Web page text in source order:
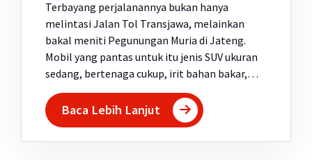
Terbayang perjalanannya bukan hanya
melintasi Jalan Tol Transjawa, melainkan
bakal meniti Pegunungan Muria di Jateng.
Mobil yang pantas untuk itu jenis SUV ukuran
sedang, bertenaga cukup, irit bahan bakar,…
Baca Lebih Lanjut